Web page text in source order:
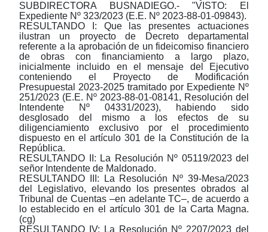
SUBDIRECTORA BUSNADIEGO.- "VISTO: El
Expediente Nº 323/2023 (E.E. Nº 2023-88-01-09843).
RESULTANDO I: Que las presentes actuaciones
ilustran un proyecto de Decreto departamental
referente a la aprobación de un fideicomiso financiero
de obras con financiamiento a largo plazo,
inicialmente incluido en el mensaje del Ejecutivo
conteniendo el Proyecto de Modificación
Presupuestal 2023-2025 tramitado por Expediente Nº
251/2023 (E.E. Nº 2023-88-01-08141, Resolución del
Intendente Nº 04331/2023), habiendo sido
desglosado del mismo a los efectos de su
diligenciamiento exclusivo por el procedimiento
dispuesto en el artículo 301 de la Constitución de la
República.
RESULTANDO II: La Resolución Nº 05119/2023 del
señor Intendente de Maldonado.
RESULTANDO III: La Resolución Nº 39-Mesa/2023
del Legislativo, elevando los presentes obrados al
Tribunal de Cuentas –en adelante TC–, de acuerdo a
lo establecido en el artículo 301 de la Carta Magna.
(cg)
RESULTANDO IV: La Resolución Nº 2207/2023 del